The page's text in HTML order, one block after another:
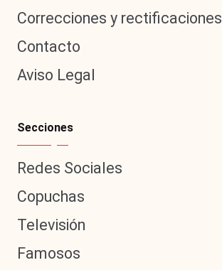
Correcciones y rectificaciones
Contacto
Aviso Legal
Secciones
Redes Sociales
Copuchas
Televisión
Famosos